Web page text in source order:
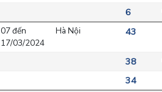
6
07 đến
17/03/2024
Hà Nội 43
38
34